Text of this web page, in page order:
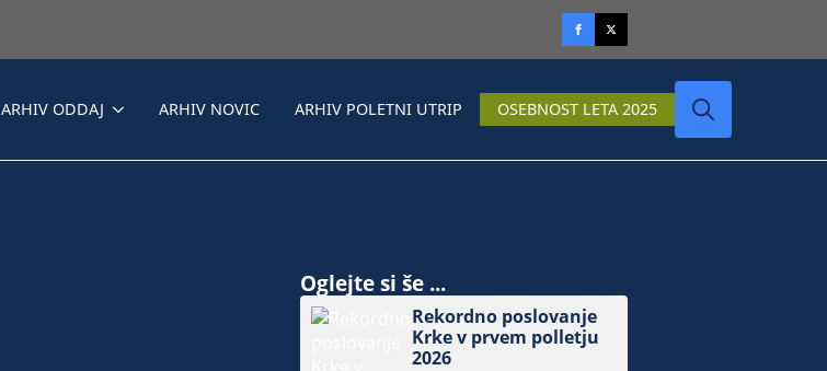
ARHIV ODDAJ ARHIV NOVIC ARHIV POLETNI UTRIP OSEBNOST LETA 2025
Oglejte si še ...
Rekordno poslovanje
Krke v prvem polletju
2026